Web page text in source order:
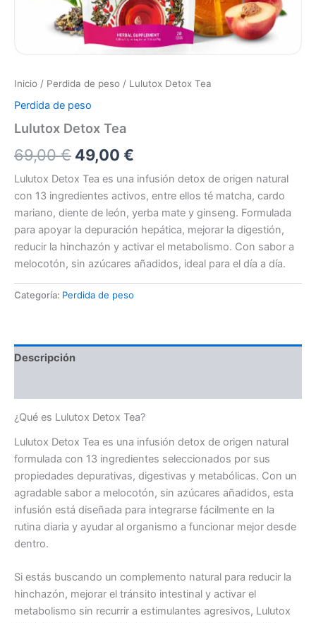
Inicio / Perdida de peso / Lulutox Detox Tea
Perdida de peso
Lulutox Detox Tea
69,00€ El
precio
original
era:
69,00 €.
49,00 €
precio
actual
es:
49,00 €.
Lulutox Detox Tea es una infusión detox de origen natural
con 13 ingredientes activos, entre ellos té matcha, cardo
mariano, diente de león, yerba mate y ginseng. Formulada
para apoyar la depuración hepática, mejorar la digestión,
reducir la hinchazón y activar el metabolismo. Con sabor a
melocotón, sin azúcares añadidos, ideal para el día a día.
Categoría: Perdida de peso
Descripción
¿Qué es Lulutox Detox Tea?
Lulutox Detox Tea es una infusión detox de origen natural
formulada con 13 ingredientes seleccionados por sus
propiedades depurativas, digestivas y metabólicas. Con un
agradable sabor a melocotón, sin azúcares añadidos, esta
infusión está diseñada para integrarse fácilmente en la
rutina diaria y ayudar al organismo a funcionar mejor desde
dentro.
Si estás buscando un complemento natural para reducir la
hinchazón, mejorar el tránsito intestinal y activar el
metabolismo sin recurrir a estimulantes agresivos, Lulutox